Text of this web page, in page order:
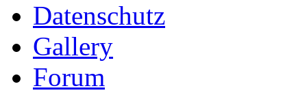
Datenschutz
Gallery
Forum